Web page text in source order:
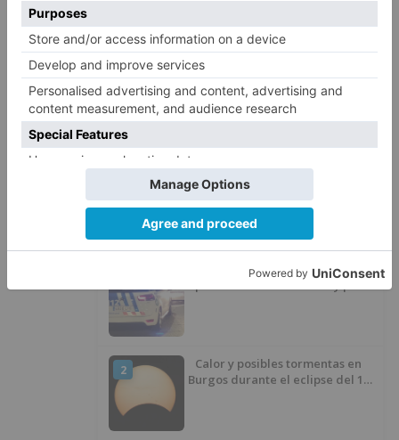
garantizar una experiencia positiva, tales como
asegurar la accesibilidad del puesto o asignar un
tutor responsable.
universidades
becas
prácticas estudiantes
LO + VISTO
Detienen a un joven de 27 años
por el robo de cableado y por
2
Calor y posibles tormentas en
Burgos durante el eclipse del 12